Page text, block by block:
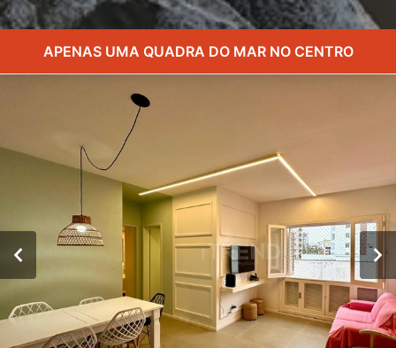
APENAS UMA QUADRA DO MAR NO CENTRO